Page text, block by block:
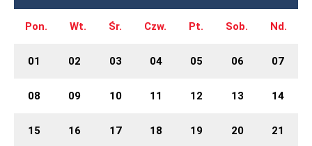
Pon. Wt. Śr. Czw. Pt. Sob. Nd.
01 02 03 04 05 06 07
08 09 10 11 12 13 14
15 16 17 18 19 20 21